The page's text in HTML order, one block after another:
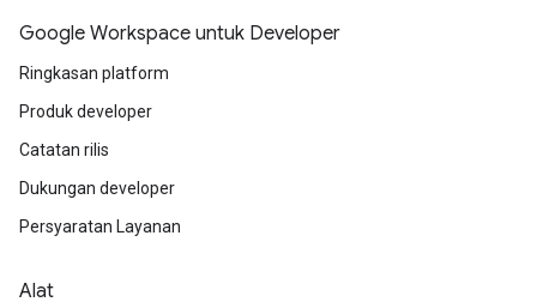
Google Workspace untuk Developer
Ringkasan platform
Produk developer
Catatan rilis
Dukungan developer
Persyaratan Layanan
Alat